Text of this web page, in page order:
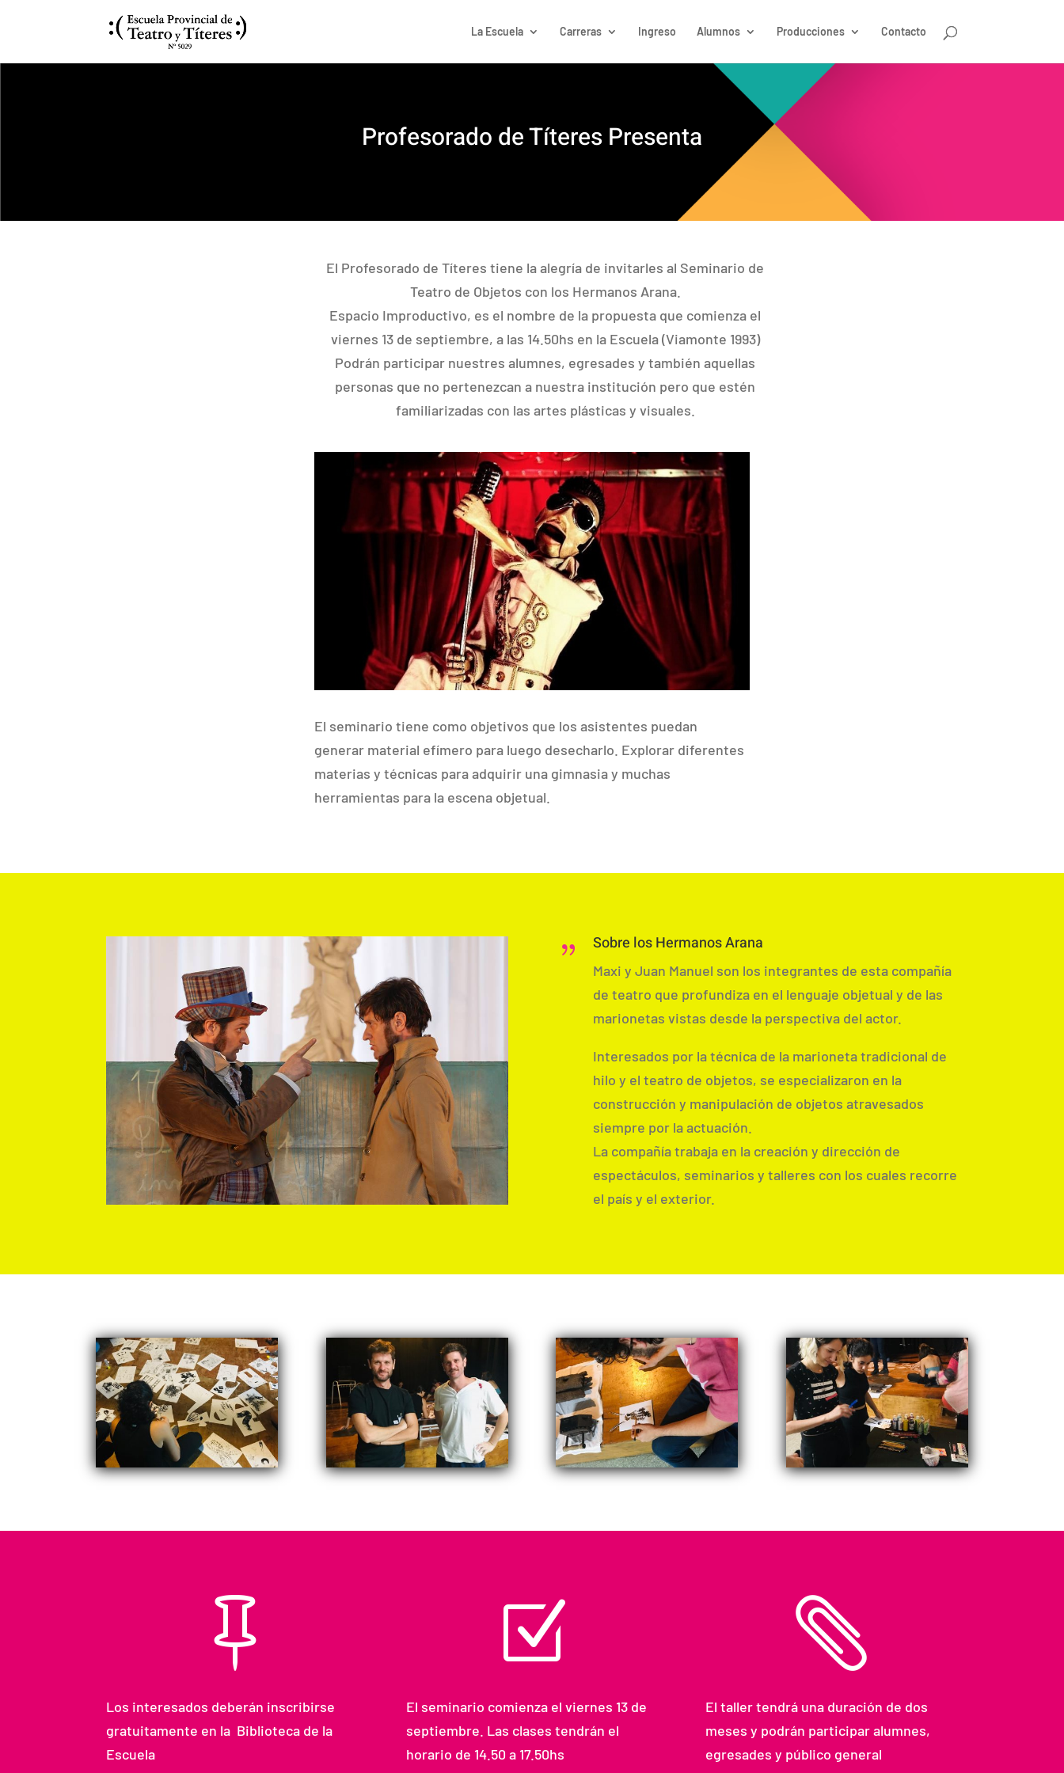
La Escuela Carreras Ingreso Alumnos Producciones Contacto
Profesorado de Títeres Presenta
El Profesorado de Títeres tiene la alegría de invitarles al Seminario de
Teatro de Objetos con los Hermanos Arana.
Espacio Improductivo, es el nombre de la propuesta que comienza el
viernes 13 de septiembre, a las 14.50hs en la Escuela (Viamonte 1993)
Podrán participar nuestres alumnes, egresades y también aquellas
personas que no pertenezcan a nuestra institución pero que estén
familiarizadas con las artes plásticas y visuales.
El seminario tiene como objetivos que los asistentes puedan
generar material efímero para luego desecharlo. Explorar diferentes
materias y técnicas para adquirir una gimnasia y muchas
herramientas para la escena objetual.
{ Sobre los Hermanos Arana
Maxi y Juan Manuel son los integrantes de esta compañía
de teatro que profundiza en el lenguaje objetual y de las
marionetas vistas desde la perspectiva del actor.
Interesados por la técnica de la marioneta tradicional de
hilo y el teatro de objetos, se especializaron en la
construcción y manipulación de objetos atravesados
siempre por la actuación.
La compañía trabaja en la creación y dirección de
espectáculos, seminarios y talleres con los cuales recorre
el país y el exterior.

Los interesados deberán inscribirse
gratuitamente en la Biblioteca de la
Escuela
Z
El seminario comienza el viernes 13 de
septiembre. Las clases tendrán el
horario de 14.50 a 17.50hs

El taller tendrá una duración de dos
meses y podrán participar alumnes,
egresades y público general